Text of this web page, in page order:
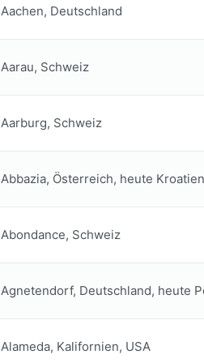
Aachen, Deutschland
Aarau, Schweiz
Aarburg, Schweiz
Abbazia, Österreich, heute Kroatien
Abondance, Schweiz
Agnetendorf, Deutschland, heute
Alameda, Kalifornien, USA